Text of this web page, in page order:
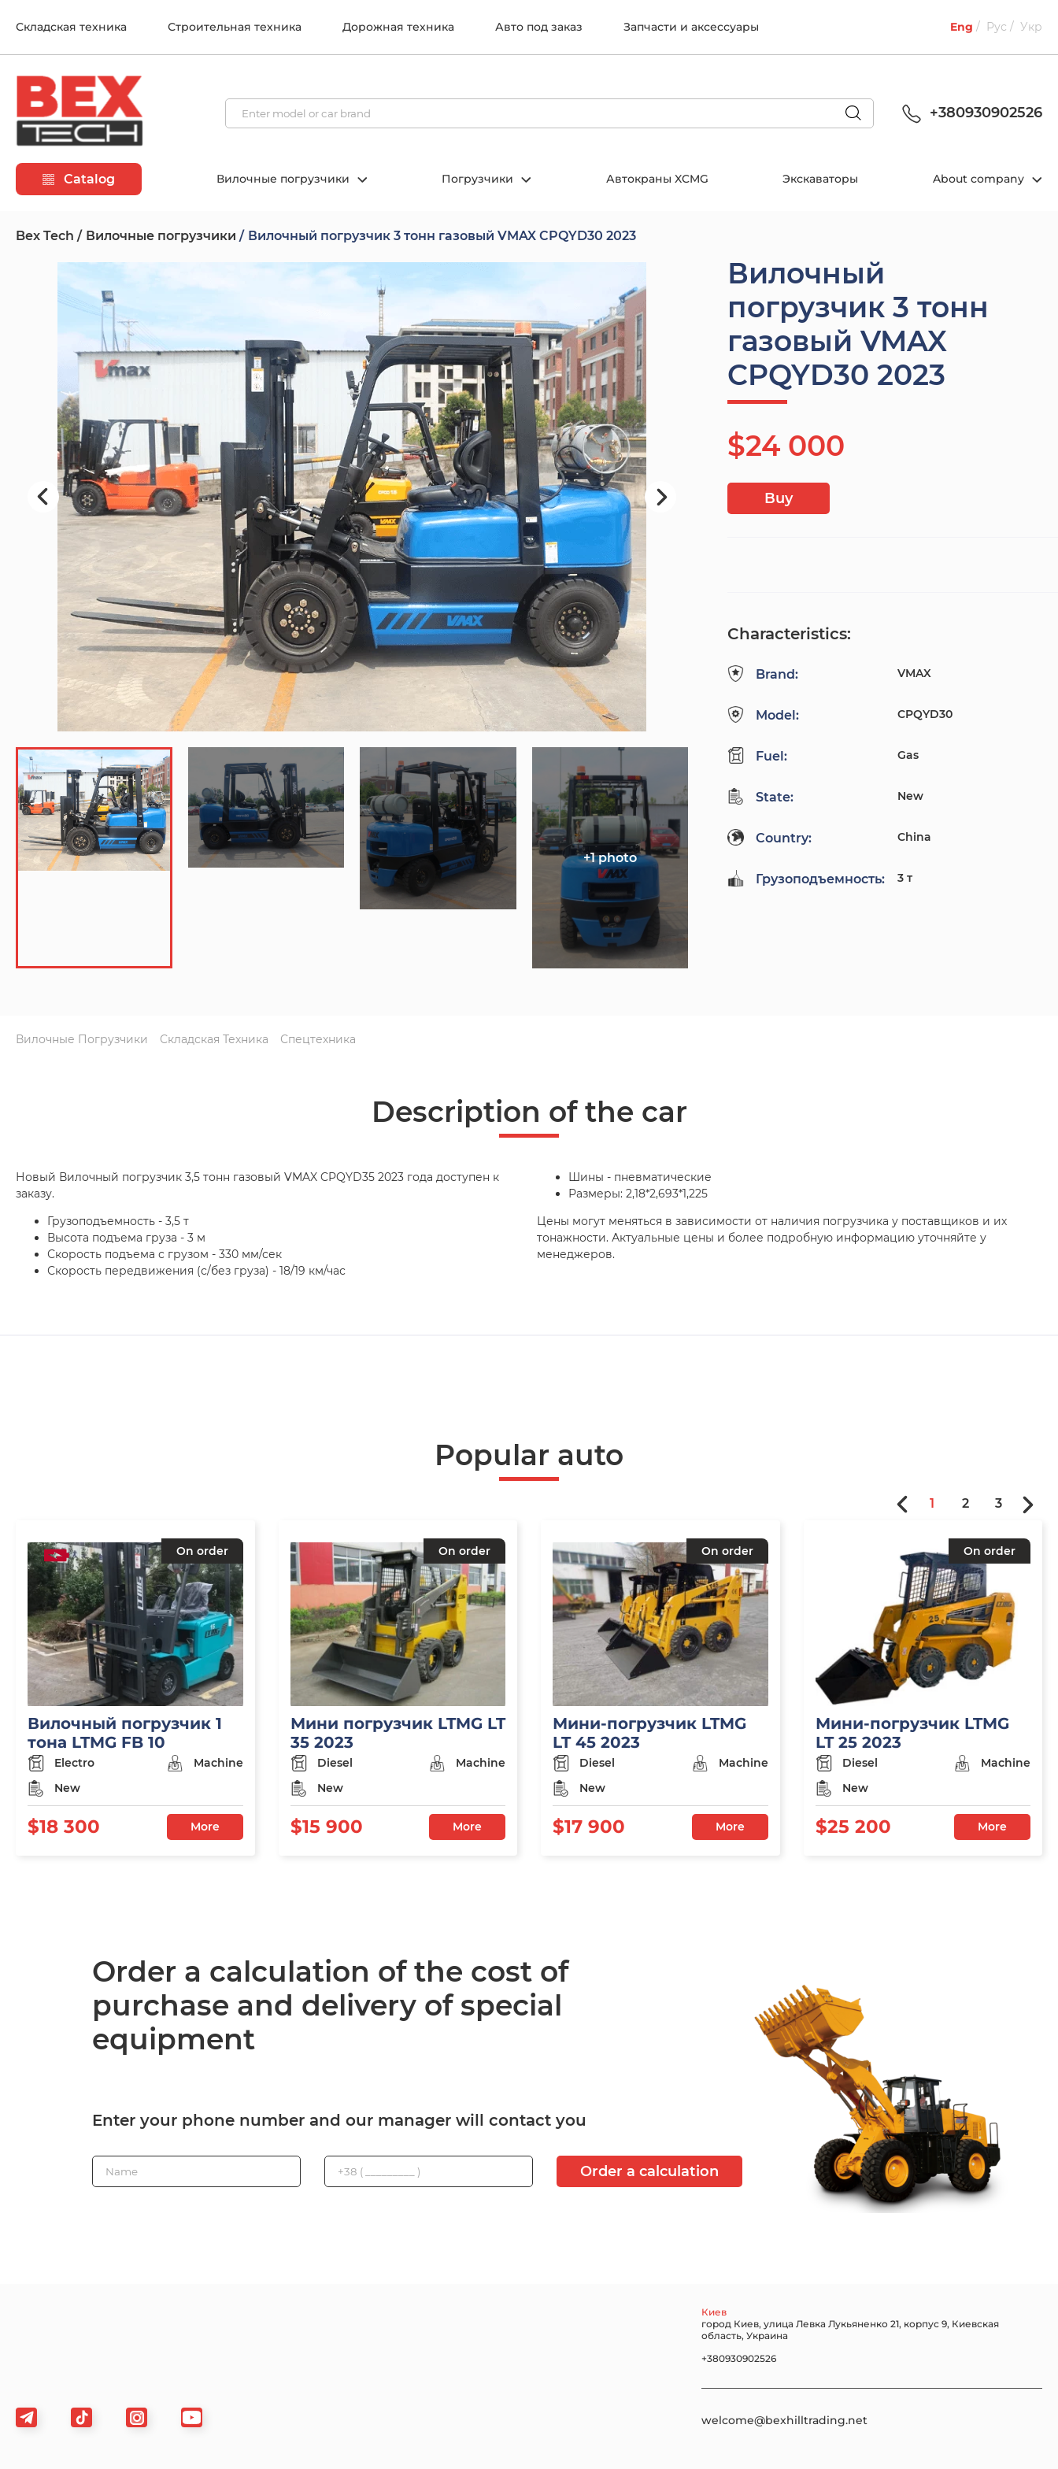
Складская техника Строительная техника Дорожная техника Авто под заказ Запчасти и аксессуары Eng Рус Укр
+380930902526
Catalog Вилочные погрузчики Погрузчики Автокраны XCMG Экскаваторы About company
Bex Tech Вилочные погрузчики Вилочный погрузчик 3 тонн газовый VMAX CPQYD30 2023
Вилочный
погрузчик 3 тонн
газовый VMAX
CPQYD30 2023
$24 000
+1 photo
Buy
Characteristics:
Brand: VMAX
Model: CPQYD30
Fuel: Gas
State: New
Country: China
Грузоподъемность: 3 т
Вилочные Погрузчики Складская Техника Спецтехника
Description of the car
Новый Вилочный погрузчик 3,5 тонн газовый VMAX CPQYD35 2023 года доступен к
заказу.
Грузоподъемность - 3,5 т
Высота подъема груза - 3 м
Скорость подъема с грузом - 330 мм/сек
Скорость передвижения (с/без груза) - 18/19 км/час
Шины - пневматические
Размеры: 2,18*2,693*1,225
Цены могут меняться в зависимости от наличия погрузчика у поставщиков и их
тонажности. Актуальные цены и более подробную информацию уточняйте у
менеджеров.
Popular auto
On order
Вилочный погрузчик 1
тона LTMG FB 10
Electro
Machine
New
$18 300 More
On order
Мини погрузчик LTMG LT
35 2023
Diesel
Machine
New
$15 900 More
On order
Мини-погрузчик LTMG
LT 45 2023
Diesel
Machine
New
$17 900 More
On order
Мини-погрузчик LTMG
LT 25 2023
Diesel
Machine
New
$25 200 More
1 2 3
Order a calculation of the cost of
purchase and delivery of special
equipment
Enter your phone number and our manager will contact you
Order a calculation
Киев
город Киев, улица Левка Лукьяненко 21, корпус 9, Киевская
область, Украина
+380930902526
welcome@bexhilltrading.net